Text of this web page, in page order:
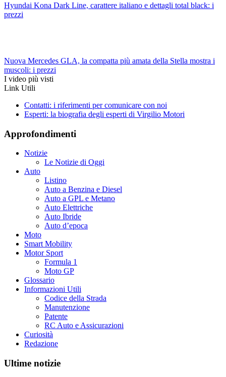
Hyundai Kona Dark Line, carattere italiano e dettagli total black: i
prezzi
Nuova Mercedes GLA, la compatta più amata della Stella mostra i
muscoli: i prezzi
I video più visti
Link Utili
Contatti: i riferimenti per comunicare con noi
Esperti: la biografia degli esperti di Virgilio Motori
Approfondimenti
Notizie
Le Notizie di Oggi
Auto
Listino
Auto a Benzina e Diesel
Auto a GPL e Metano
Auto Elettriche
Auto Ibride
Auto d’epoca
Moto
Smart Mobility
Motor Sport
Formula 1
Moto GP
Glossario
Informazioni Utili
Codice della Strada
Manutenzione
Patente
RC Auto e Assicurazioni
Curiosità
Redazione
Ultime notizie